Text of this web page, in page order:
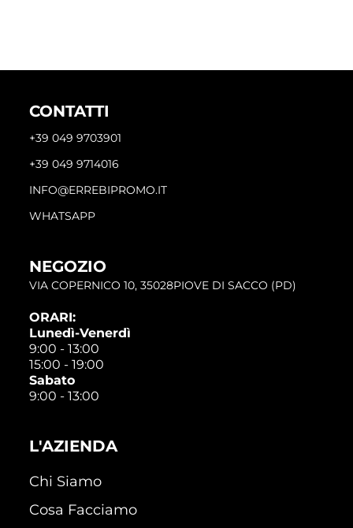
CONTATTI
+39 049 9703901
+39 049 9714016
INFO@ERREBIPROMO.IT
WHATSAPP
NEGOZIO
VIA COPERNICO 10, 35028PIOVE DI SACCO (PD)
ORARI:
Lunedì-Venerdì
9:00 - 13:00
15:00 - 19:00
Sabato
9:00 - 13:00
L'AZIENDA
Chi Siamo
Cosa Facciamo